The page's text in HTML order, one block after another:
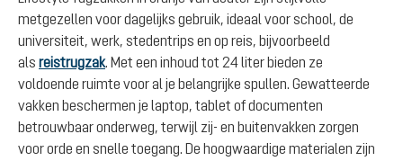
metgezellen voor dagelijks gebruik, ideaal voor school, de
universiteit, werk, stedentrips en op reis, bijvoorbeeld
als reistrugzak. Met een inhoud tot 24 liter bieden ze
voldoende ruimte voor al je belangrijke spullen. Gewatteerde
vakken beschermen je laptop, tablet of documenten
betrouwbaar onderweg, terwijl zij- en buitenvakken zorgen
voor orde en snelle toegang. De hoogwaardige materialen zijn